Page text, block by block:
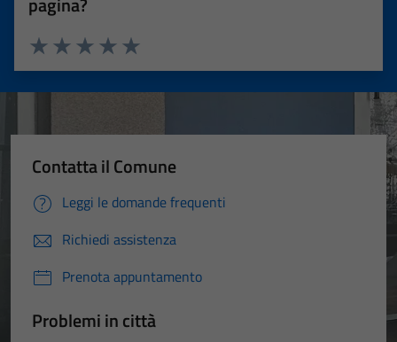
Valuta 5 stelle su 5
Valuta 4 stelle su 5
Valuta 3 stelle su 5
Valuta 2 stelle su 5
Valuta 1 stelle su 5
Contatta il Comune
Leggi le domande frequenti
Richiedi assistenza
Prenota appuntamento
Problemi in città